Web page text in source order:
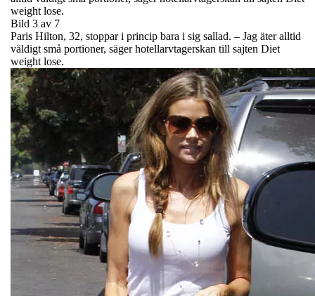
Bild 3 av 7
Paris Hilton, 32, stoppar i princip bara i sig sallad. – Jag äter alltid
väldigt små portioner, säger hotellarvtagerskan till sajten Diet
weight lose.